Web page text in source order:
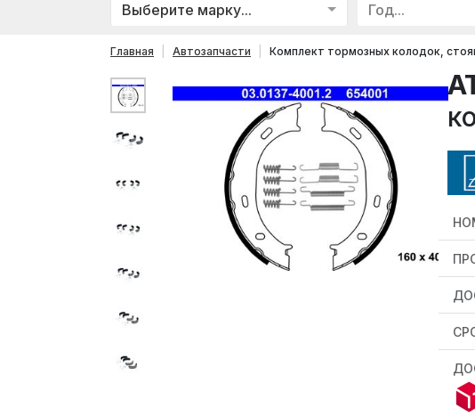
Выберите марку... Год...
Главная Автозапчасти Комплект тормозных колодок,